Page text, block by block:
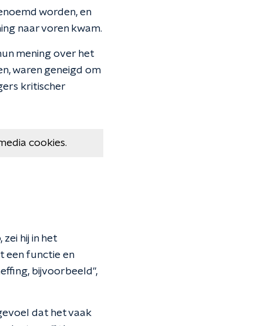
worden, en
naar voren kwam.
mening over het
waren geneigd om
kritischer
cookies.
hij in het
een functie en
bijvoorbeeld",
dat het vaak